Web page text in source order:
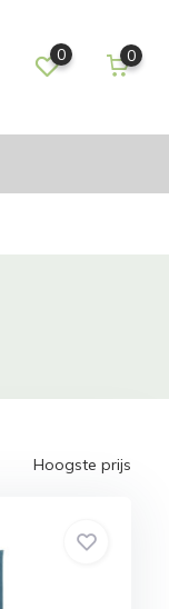
0 0
Hoogste prijs